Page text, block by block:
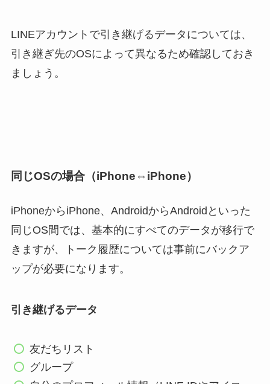
LINEアカウントで引き継げるデータについては、
引き継ぎ先のOSによって異なるため確認しておき
ましょう。
同じOSの場合（iPhone⇔iPhone）
iPhoneからiPhone、AndroidからAndroidといった
同じOS間では、基本的にすべてのデータが移行で
きますが、トーク履歴については事前にバックア
ップが必要になります。
引き継げるデータ
友だちリスト
グループ